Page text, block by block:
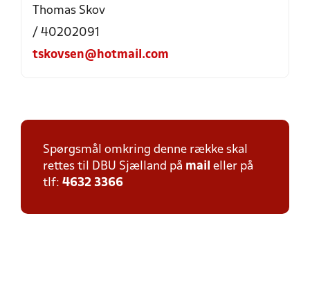
Thomas Skov
/ 40202091
tskovsen@hotmail.com
Spørgsmål omkring denne række skal
rettes til DBU Sjælland på mail eller på
tlf: 4632 3366